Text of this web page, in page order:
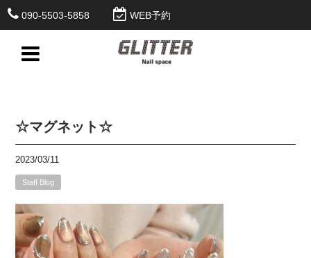
090-5503-5858 WEB予約
☆マグネット☆
2023/03/11
Staff Blog